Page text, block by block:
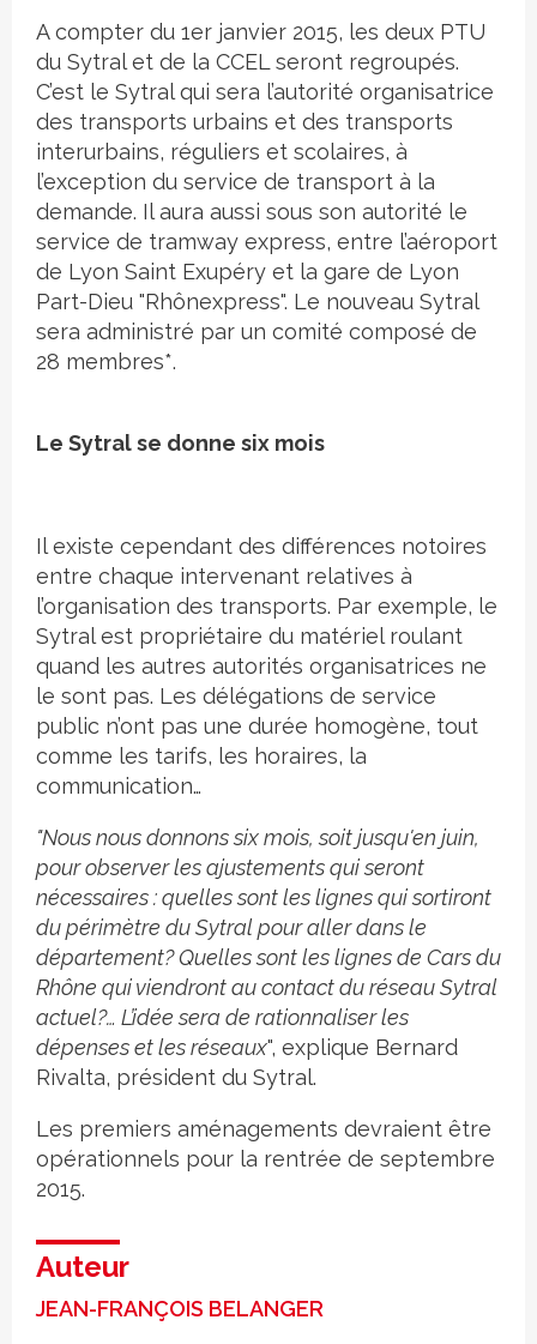
A compter du 1er janvier 2015, les deux PTU
du Sytral et de la CCEL seront regroupés.
C’est le Sytral qui sera l’autorité organisatrice
des transports urbains et des transports
interurbains, réguliers et scolaires, à
l’exception du service de transport à la
demande. Il aura aussi sous son autorité le
service de tramway express, entre l’aéroport
de Lyon Saint Exupéry et la gare de Lyon
Part-Dieu "Rhônexpress". Le nouveau Sytral
sera administré par un comité composé de
28 membres*.
Le Sytral se donne six mois
Il existe cependant des différences notoires
entre chaque intervenant relatives à
l’organisation des transports. Par exemple, le
Sytral est propriétaire du matériel roulant
quand les autres autorités organisatrices ne
le sont pas. Les délégations de service
public n’ont pas une durée homogène, tout
comme les tarifs, les horaires, la
communication…
"Nous nous donnons six mois, soit jusqu'en juin,
pour observer les ajustements qui seront
nécessaires : quelles sont les lignes qui sortiront
du périmètre du Sytral pour aller dans le
département? Quelles sont les lignes de Cars du
Rhône qui viendront au contact du réseau Sytral
actuel?… L’idée sera de rationnaliser les
dépenses et les réseaux", explique Bernard
Rivalta, président du Sytral.
Les premiers aménagements devraient être
opérationnels pour la rentrée de septembre
2015.
Auteur
JEAN-FRANÇOIS BELANGER